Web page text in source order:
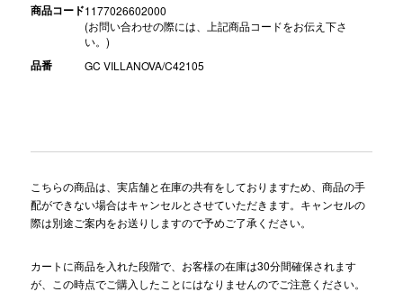
商品コード1177026602000
(お問い合わせの際には、上記商品コードをお伝え下さ
い。)
品番 GC VILLANOVA/C42105
こちらの商品は、実店舗と在庫の共有をしておりますため、商品の手
配ができない場合はキャンセルとさせていただきます。キャンセルの
際は別途ご案内をお送りしますので予めご了承ください。
カートに商品を入れた段階で、お客様の在庫は30分間確保されます
が、この時点でご購入したことにはなりませんのでご注意ください。